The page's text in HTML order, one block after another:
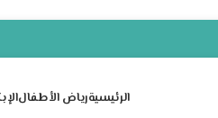
الرئيسيةرياض الأطفال